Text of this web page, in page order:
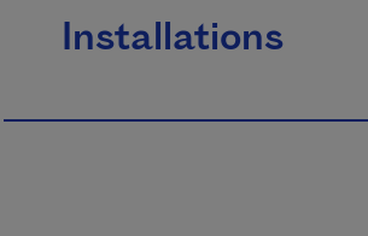
Installations